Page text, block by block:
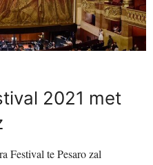
2021 met
Festival te Pesaro zal